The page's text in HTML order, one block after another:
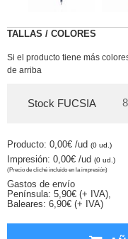
TALLAS / COLORES
Si el producto tiene más
de arriba
Stock FUCSIA
Producto: 0,00€ /ud (0 ud.)
Impresión: 0,00€ /ud (0 ud.)
(Precio de cliché incluido en la impresión)
Gastos de envío
Península: 5,90€ (+ IVA),
Baleares: 6,90€ (+ IVA)